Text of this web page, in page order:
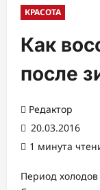
КРАСОТА
Как
после
Редактор
20.03.2016
1 минута
Период